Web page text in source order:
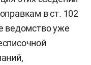
в ст. 102
ведомство уже